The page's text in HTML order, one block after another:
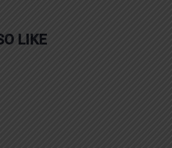
LIKE